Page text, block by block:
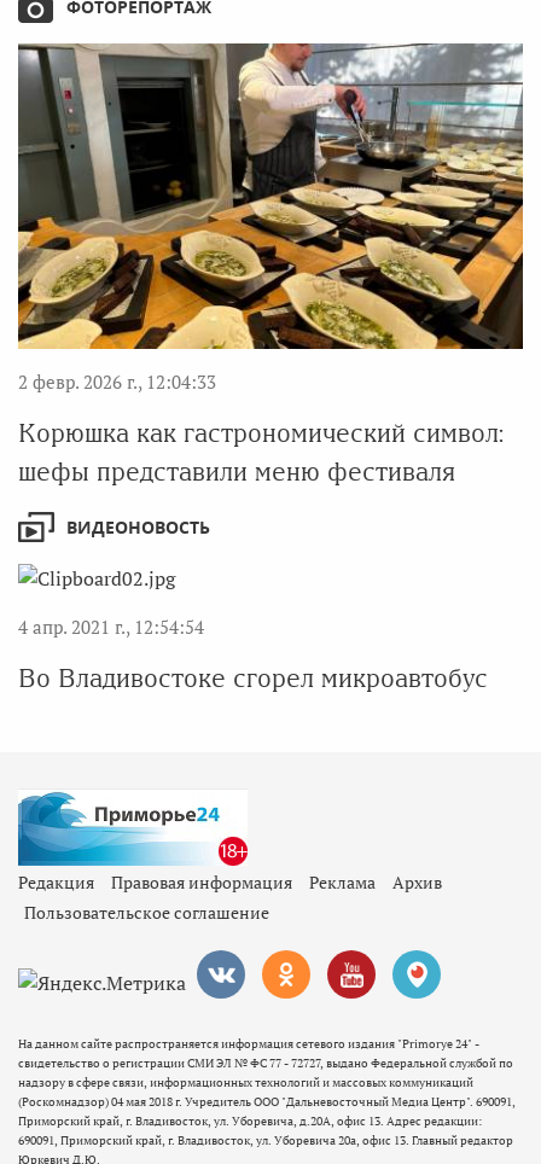
ФОТОРЕПОРТАЖ
2 февр. 2026 г., 12:04:33
Корюшка как гастрономический символ:
шефы представили меню фестиваля
ВИДЕОНОВОСТЬ
4 апр. 2021 г., 12:54:54
Во Владивостоке сгорел микроавтобус
Редакция Правовая информация Реклама
Архив
Пользовательское соглашение
На данном сайте распространяется информация сетевого издания "Primorye 24" -
свидетельство о регистрации СМИ ЭЛ № ФС 77 - 72727, выдано Федеральной службой по
надзору в сфере связи, информационных технологий и массовых коммуникаций
(Роскомнадзор) 04 мая 2018 г. Учредитель ООО "Дальневосточный Медиа Центр". 690091,
Приморский край, г. Владивосток, ул. Уборевича, д.20А, офис 13. Адрес редакции:
690091, Приморский край, г. Владивосток, ул. Уборевича 20а, офис 13. Главный редактор
Юркевич Д.Ю.